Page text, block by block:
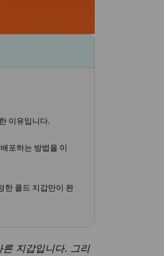
이유입니다.
포하는 방법을 이
한 콜드 지갑만이 완
지갑입니다. 그리